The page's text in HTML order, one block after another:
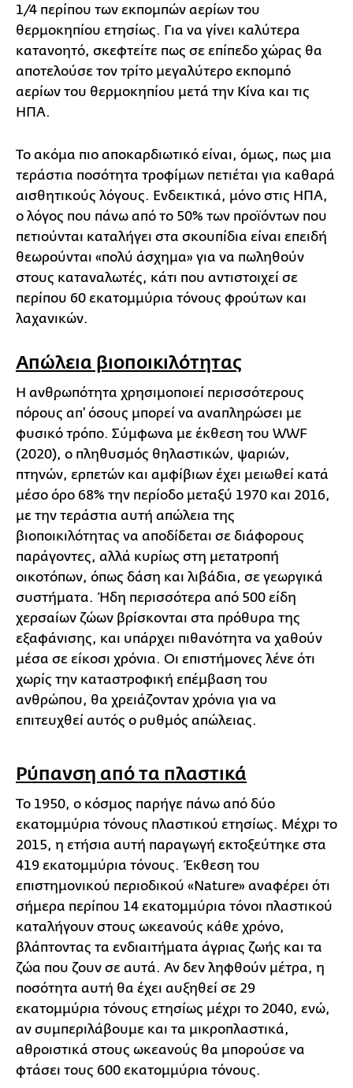
1/4 περίπου των εκπομπών αερίων του
θερμοκηπίου ετησίως. Για να γίνει καλύτερα
κατανοητό, σκεφτείτε πως σε επίπεδο χώρας θα
αποτελούσε τον τρίτο μεγαλύτερο εκπομπό
αερίων του θερμοκηπίου μετά την Κίνα και τις
ΗΠΑ.
Το ακόμα πιο αποκαρδιωτικό είναι, όμως, πως μια
τεράστια ποσότητα τροφίμων πετιέται για καθαρά
αισθητικούς λόγους. Ενδεικτικά, μόνο στις ΗΠΑ,
ο λόγος που πάνω από το 50% των προϊόντων που
πετιούνται καταλήγει στα σκουπίδια είναι επειδή
θεωρούνται «πολύ άσχημα» για να πωληθούν
στους καταναλωτές, κάτι που αντιστοιχεί σε
περίπου 60 εκατομμύρια τόνους φρούτων και
λαχανικών.
Απώλεια βιοποικιλότητας
Η ανθρωπότητα χρησιμοποιεί περισσότερους
πόρους απ’ όσους μπορεί να αναπληρώσει με
φυσικό τρόπο. Σύμφωνα με έκθεση του WWF
(2020), ο πληθυσμός θηλαστικών, ψαριών,
πτηνών, ερπετών και αμφίβιων έχει μειωθεί κατά
μέσο όρο 68% την περίοδο μεταξύ 1970 και 2016,
με την τεράστια αυτή απώλεια της
βιοποικιλότητας να αποδίδεται σε διάφορους
παράγοντες, αλλά κυρίως στη μετατροπή
οικοτόπων, όπως δάση και λιβάδια, σε γεωργικά
συστήματα. Ήδη περισσότερα από 500 είδη
χερσαίων ζώων βρίσκονται στα πρόθυρα της
εξαφάνισης, και υπάρχει πιθανότητα να χαθούν
μέσα σε είκοσι χρόνια. Οι επιστήμονες λένε ότι
χωρίς την καταστροφική επέμβαση του
ανθρώπου, θα χρειάζονταν χρόνια για να
επιτευχθεί αυτός ο ρυθμός απώλειας.
Ρύπανση από τα πλαστικά
Το 1950, ο κόσμος παρήγε πάνω από δύο
εκατομμύρια τόνους πλαστικού ετησίως. Μέχρι το
2015, η ετήσια αυτή παραγωγή εκτοξεύτηκε στα
419 εκατομμύρια τόνους. Έκθεση του
επιστημονικού περιοδικού «Nature» αναφέρει ότι
σήμερα περίπου 14 εκατομμύρια τόνοι πλαστικού
καταλήγουν στους ωκεανούς κάθε χρόνο,
βλάπτοντας τα ενδιαιτήματα άγριας ζωής και τα
ζώα που ζουν σε αυτά. Αν δεν ληφθούν μέτρα, η
ποσότητα αυτή θα έχει αυξηθεί σε 29
εκατομμύρια τόνους ετησίως μέχρι το 2040, ενώ,
αν συμπεριλάβουμε και τα μικροπλαστικά,
αθροιστικά στους ωκεανούς θα μπορούσε να
φτάσει τους 600 εκατομμύρια τόνους.